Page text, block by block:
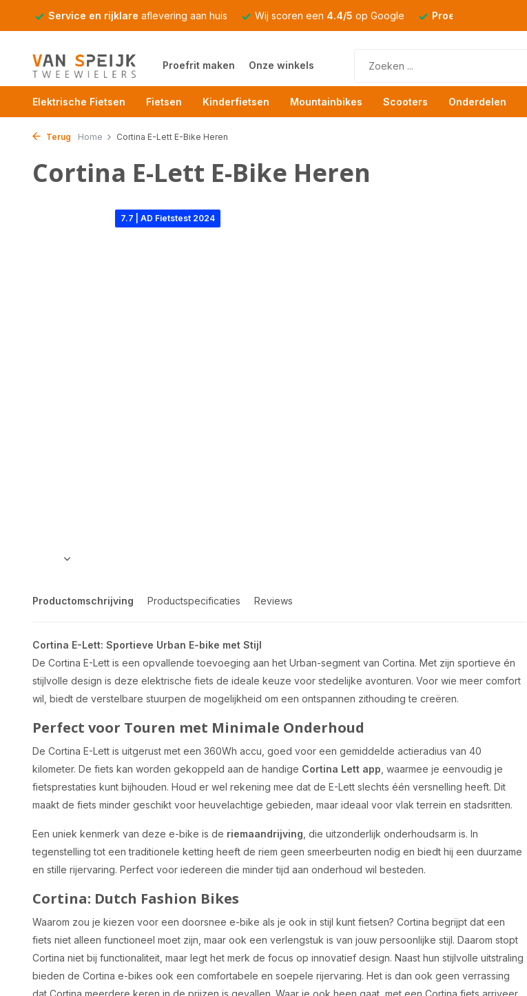
Service en rijklare aflevering aan huis Wij scoren een 4.4/5 op Google Proefrit
Proefrit maken Onze winkels
Elektrische Fietsen Fietsen Kinderfietsen Mountainbikes Scooters Onderdelen
Terug Home Cortina E-Lett E-Bike Heren
Cortina E-Lett E-Bike Heren
7.7 | AD Fietstest 2024
Productomschrijving Productspecificaties Reviews
Cortina E-Lett: Sportieve Urban E-bike met Stijl
De Cortina E-Lett is een opvallende toevoeging aan het Urban-segment van Cortina. Met zijn sportieve én
stijlvolle design is deze elektrische fiets de ideale keuze voor stedelijke avonturen. Voor wie meer comfort
wil, biedt de verstelbare stuurpen de mogelijkheid om een ontspannen zithouding te creëren.
Perfect voor Touren met Minimale Onderhoud
De Cortina E-Lett is uitgerust met een 360Wh accu, goed voor een gemiddelde actieradius van 40
kilometer. De fiets kan worden gekoppeld aan de handige Cortina Lett app , waarmee je eenvoudig je
fietsprestaties kunt bijhouden. Houd er wel rekening mee dat de E-Lett slechts één versnelling heeft. Dit
maakt de fiets minder geschikt voor heuvelachtige gebieden, maar ideaal voor vlak terrein en stadsritten.
Een uniek kenmerk van deze e-bike is de riemaandrijving , die uitzonderlijk onderhoudsarm is. In
tegenstelling tot een traditionele ketting heeft de riem geen smeerbeurten nodig en biedt hij een duurzame
en stille rijervaring. Perfect voor iedereen die minder tijd aan onderhoud wil besteden.
Cortina: Dutch Fashion Bikes
Waarom zou je kiezen voor een doorsnee e-bike als je ook in stijl kunt fietsen? Cortina begrijpt dat een
fiets niet alleen functioneel moet zijn, maar ook een verlengstuk is van jouw persoonlijke stijl. Daarom stopt
Cortina niet bij functionaliteit, maar legt het merk de focus op innovatief design. Naast hun stijlvolle uitstraling
bieden de Cortina e-bikes ook een comfortabele en soepele rijervaring. Het is dan ook geen verrassing
dat Cortina meerdere keren in de prijzen is gevallen. Waar je ook heen gaat, met een Cortina fiets arriveer